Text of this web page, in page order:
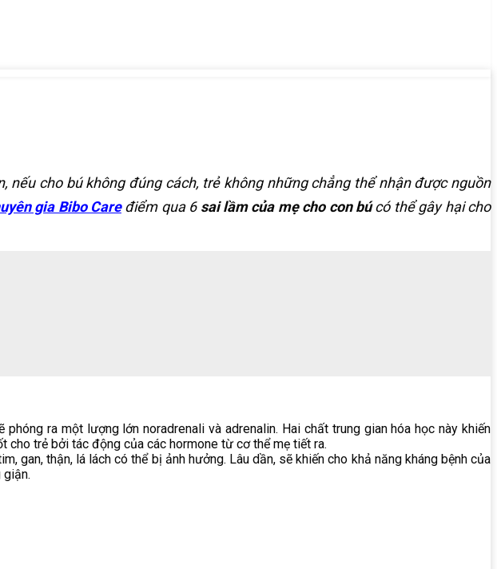
cho bú không đúng cách, trẻ không những chẳng thể nhận được nguồn
gia Bibo Caređiểm qua 6 sai lầm của mẹ cho con búcó thể gây hại cho
ra một lượng lớn noradrenali và adrenalin. Hai chất trung gian hóa học này khiến
cho trẻ bởi tác động của các hormone từ cơ thể mẹ tiết ra.
gan, thận, lá lách có thể bị ảnh hưởng. Lâu dần, sẽ khiến cho khả năng kháng bệnh của